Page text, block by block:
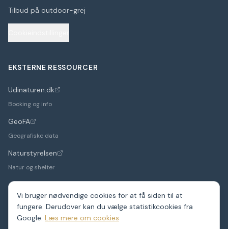
Vi bruger nødvendige cookies for at få siden til at
fungere. Derudover kan du vælge statistikcookies fra
Google. Læs mere om cookies
Tilbud på outdoor-grej
EKSTERNE RESSOURCER
Udinaturen.dk
(åbner i nyt faneblad)
Booking og info
GeoFA
(åbner i nyt faneblad)
Geografiske data
Naturstyrelsen
(åbner i nyt faneblad)
Natur og shelter
2026ShelterDK. Et hobbyprojekt – data fra GeoFA og andre